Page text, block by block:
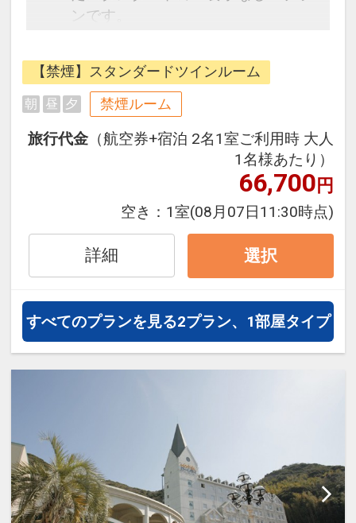
ンです。
できるダイナミックパッケージだか
ら、一都市滞在はもちろん周遊旅行
にも最適！
旅行期間中の1泊だけの宿泊や延
泊・飛び泊なども自由自在です。
JALマイレージ会員の方にはフライ
トマイルが50%貯まります。
■宿泊者特典
ミネラルウォーターをお1人様1本プ
レゼント
【禁煙】スタンダードツインルーム
朝 昼 夕 禁煙ルーム
旅行代金 （航空券+宿泊 2名1室ご利用時 大人
1名様あたり）
66,700円
空き： 1室(08月07日11:30時点)
詳細 選択
すべてのプランを見る2プラン、1部屋タイプ